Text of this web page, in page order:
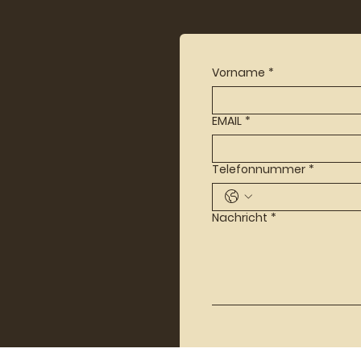
Vorname *
EMAIL *
Telefonnummer *
Nachricht *